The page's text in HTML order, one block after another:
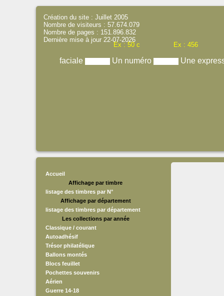
Ex : 50 c Ex : 456
faciale Un numéro Une
Création du site : Juillet 2005
Nombre de visiteurs : 57.674.079
Nombre de pages : 151.896.832
Dernière mise à jour 22-07-2026
Accueil
Affichage par timbre
listage des timbres par N°
Affichage par département
listage des timbres par département
Les collections par année
Classique / courant
Autoadhésif
Trésor philatélique
Ballons montés
Blocs feuillet
Pochettes souvenirs
Aérien
Guerre 14-18